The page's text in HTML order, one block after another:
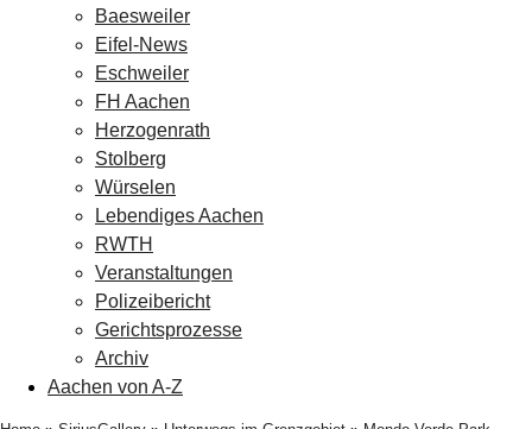
Baesweiler
Eifel-News
Eschweiler
FH Aachen
Herzogenrath
Stolberg
Würselen
Lebendiges Aachen
RWTH
Veranstaltungen
Polizeibericht
Gerichtsprozesse
Archiv
Aachen von A-Z